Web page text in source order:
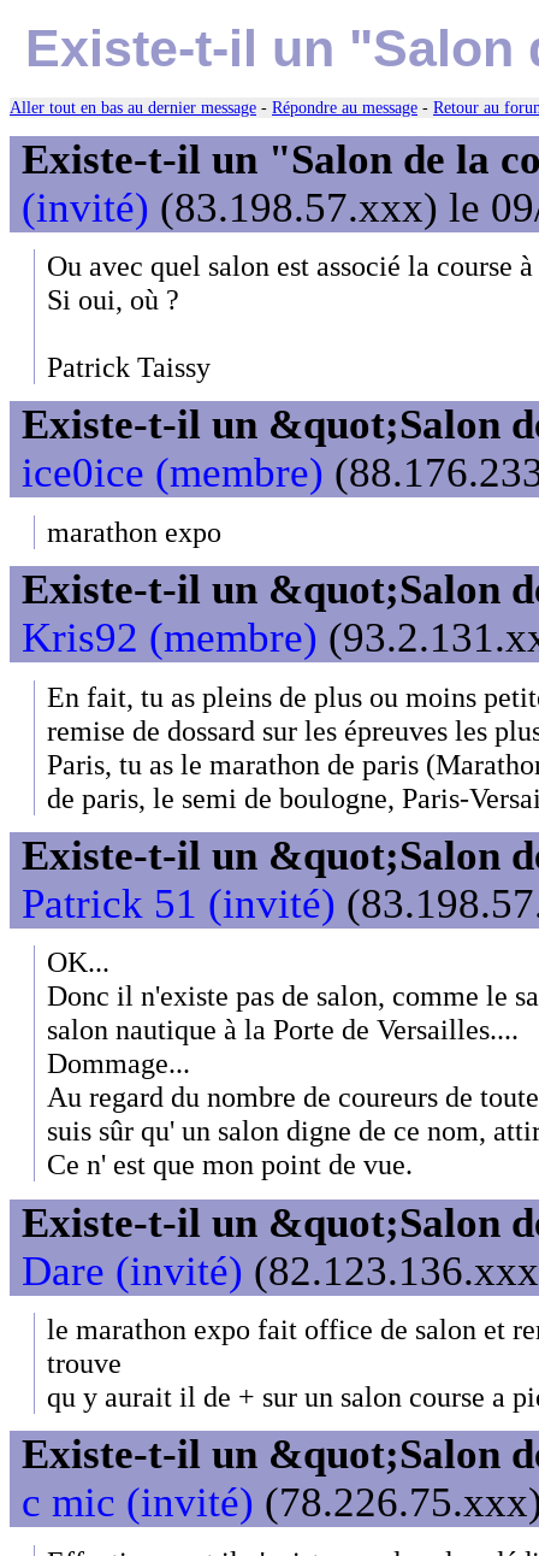
Existe-t-il un "Salon
Aller tout en bas au dernier message - Répondre au message - Retour au
Existe-t-il un "Salon de la
(invité) (83.198.57.xxx) le
Ou avec quel salon est associé la course
Si oui, où ?
Patrick Taissy
Existe-t-il un &quot;Salon
ice0ice (membre)
marathon expo
Existe-t-il un &quot;Salon
Kris92 (membre)
En fait, tu as pleins de plus ou moins
remise de dossard sur les épreuves les
Paris, tu as le marathon de paris
de paris, le semi de boulogne, Paris-
Existe-t-il un &quot;Salon
Patrick 51 (invité)
OK...
Donc il n'existe pas de salon, comme le
salon nautique à la Porte de Versailles....
Dommage...
Au regard du nombre de coureurs de
suis sûr qu' un salon digne de ce nom,
Ce n' est que mon point de vue.
Existe-t-il un &quot;Salon
Dare (invité)
le marathon expo fait office de salon et
trouve
qu y aurait il de + sur un salon course a
Existe-t-il un &quot;Salon
c mic (invité)